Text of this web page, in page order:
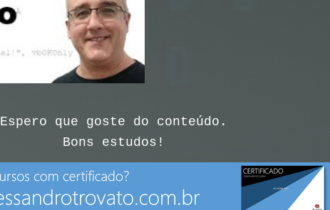
Espero que goste do conteúdo.
Bons estudos!